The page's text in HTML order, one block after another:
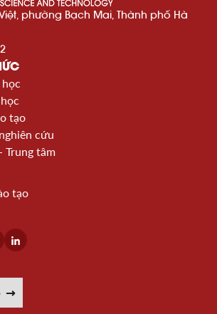
phường Bạch Mai, Thành phố Hà
tạo
cứu
Trung tâm
tạo